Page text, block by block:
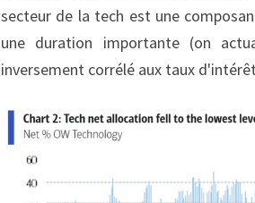
secteur de la tech est une
une duration importante (on
inversement corrélé aux taux